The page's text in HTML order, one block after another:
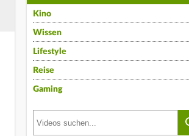
Kino
Wissen
Lifestyle
Reise
Gaming